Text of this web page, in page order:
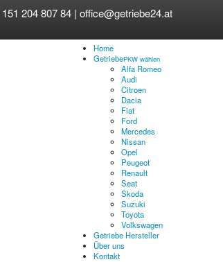
204 807 84 |office@getriebe24.at
Home
GetriebePKW wählen
Alfa Romeo
Audi
Citroen
Dacia
Fiat
Ford
Mercedes
Nissan
Opel
Peugeot
Renault
Seat
Skoda
Suzuki
Toyota
Volkswagen
Getriebe Hersteller
Über uns
Kontakt